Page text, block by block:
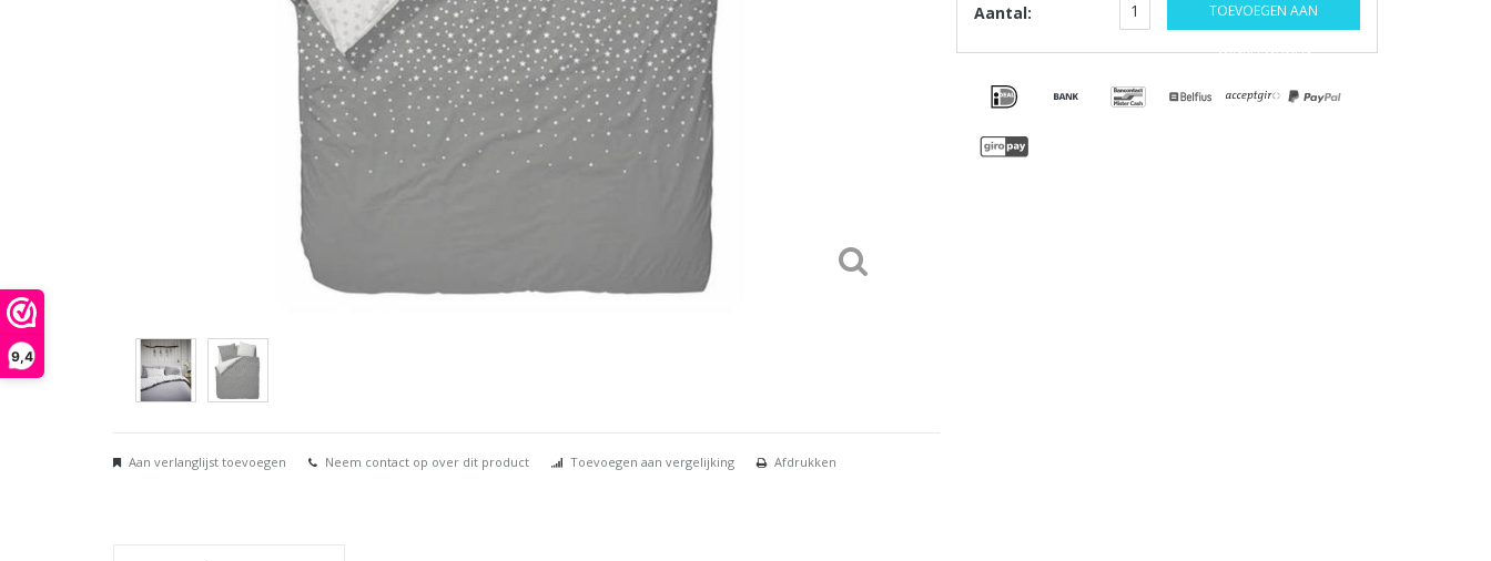
9,4
Aan verlanglijst toevoegen Neem contact op over dit product Toevoegen aan vergelijking Afdrukken
Aantal: TOEVOEGEN AAN
WINKELWAGEN